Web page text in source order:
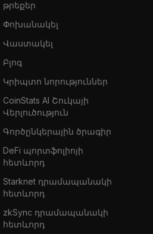
թրեքեր
Փոխանակել
Վաստակել
Բլոգ
Կրիպտո նորություններ
CoinStats AI Շուկայի
Վերլուծություն
Գործընկերային ծրագիր
DeFi պորտֆոլիոյի
հետևորդ
Starknet դրամապանակի
հետևորդ
zkSync դրամապանակի
հետևորդ